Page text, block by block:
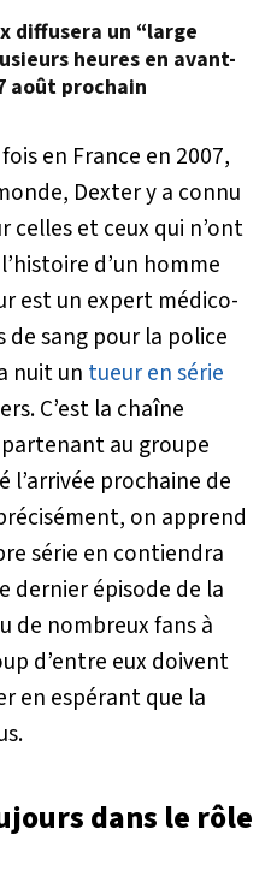
diffusera un “large
heures en avant-
août prochain
en France en 2007,
Dexter y a connu
celles et ceux qui n’ont
d’un homme
est un expert médico-
de sang pour la police
nuit un tueur en série
C’est la chaîne
au groupe
l’arrivée prochaine de
on apprend
série en contiendra
dernier épisode de la
de nombreux fans à
d’entre eux doivent
en espérant que la
dans le rôle